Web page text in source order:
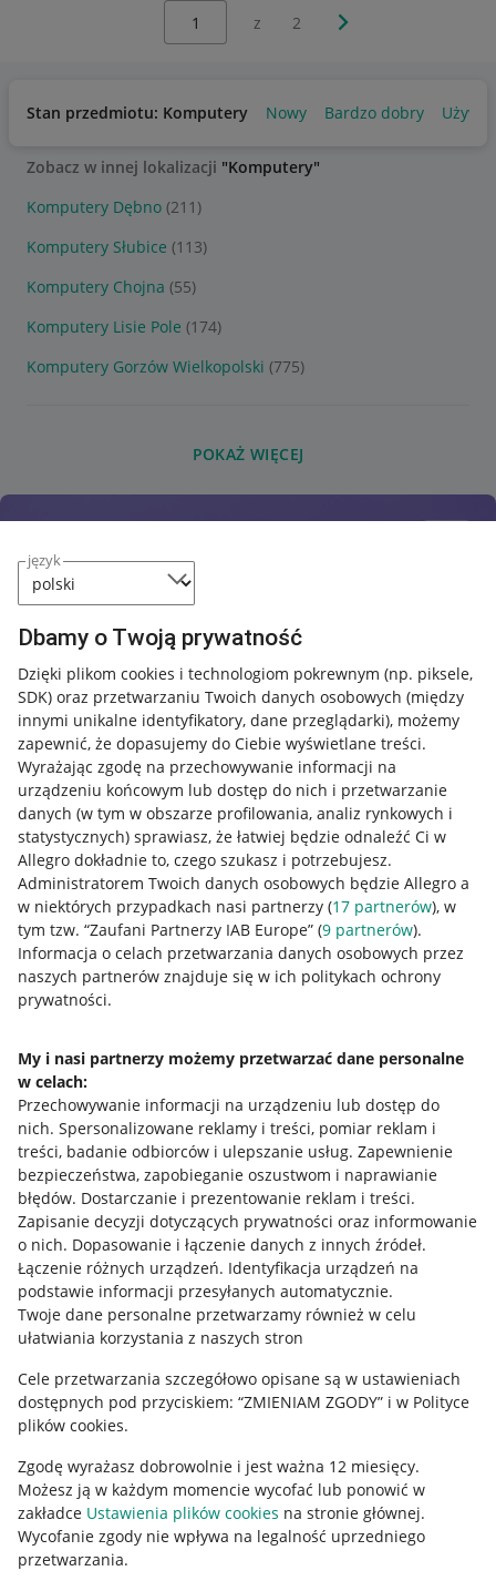
język
Dbamy o Twoją prywatność
Dzięki plikom cookies i technologiom pokrewnym (np. piksele,
SDK) oraz przetwarzaniu Twoich danych osobowych (między
innymi unikalne identyfikatory, dane przeglądarki), możemy
zapewnić, że dopasujemy do Ciebie wyświetlane treści.
Wyrażając zgodę na przechowywanie informacji na
urządzeniu końcowym lub dostęp do nich i przetwarzanie
danych (w tym w obszarze profilowania, analiz rynkowych i
statystycznych) sprawiasz, że łatwiej będzie odnaleźć Ci w
Allegro dokładnie to, czego szukasz i potrzebujesz.
Administratorem Twoich danych osobowych będzie Allegro a
w niektórych przypadkach nasi partnerzy (17 partnerów), w
tym tzw. “Zaufani Partnerzy IAB Europe” (9 partnerów).
Informacja o celach przetwarzania danych osobowych przez
naszych partnerów znajduje się w ich politykach ochrony
prywatności.
My i nasi partnerzy możemy przetwarzać dane personalne
w celach:
Przechowywanie informacji na urządzeniu lub dostęp do
nich. Spersonalizowane reklamy i treści, pomiar reklam i
treści, badanie odbiorców i ulepszanie usług. Zapewnienie
bezpieczeństwa, zapobieganie oszustwom i naprawianie
błędów. Dostarczanie i prezentowanie reklam i treści.
Zapisanie decyzji dotyczących prywatności oraz informowanie
o nich. Dopasowanie i łączenie danych z innych źródeł.
Łączenie różnych urządzeń. Identyfikacja urządzeń na
podstawie informacji przesyłanych automatycznie.
Twoje dane personalne przetwarzamy również w celu
ułatwiania korzystania z naszych stron
Cele przetwarzania szczegółowo opisane są w ustawieniach
dostępnych pod przyciskiem: “ZMIENIAM ZGODY” i w Polityce
plików cookies.
Zgodę wyrażasz dobrowolnie i jest ważna 12 miesięcy.
Możesz ją w każdym momencie wycofać lub ponowić w
zakładce Ustawienia plików cookies na stronie głównej.
Wycofanie zgody nie wpływa na legalność uprzedniego
przetwarzania.
z 2 Następna strona
Stan przedmiotu: Komputery Nowy Bardzo dobry
Zobacz w innej lokalizacji "Komputery"
Komputery Dębno (211)
Komputery Słubice (113)
Komputery Chojna (55)
Komputery Lisie Pole (174)
Komputery Gorzów Wielkopolski (775)
POKAŻ WIĘCEJ
Przydatne informacje
Jak to działa
Allegro Gadane dla sprzedających
Allegro Gadane dla kupujących
Mapa miejscowości
Informacje prawne
Regulamin
Polityka plików "cookies"
Ustawienia plików "cookies"
Udostępnianie lokalizacji
Informacje dla Aktu o Usługach Cyfrowych
Pobierz aplikację